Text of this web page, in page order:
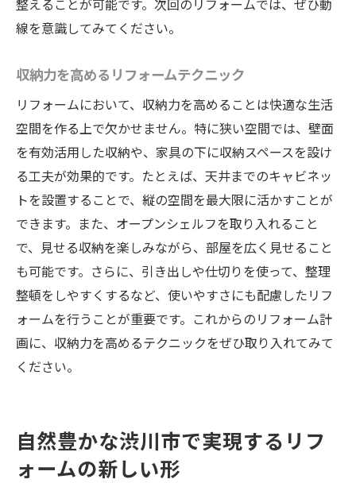
整えることが可能です。次回のリフォームでは、ぜひ動
線を意識してみてください。
収納力を高めるリフォームテクニック
リフォームにおいて、収納力を高めることは快適な生活
空間を作る上で欠かせません。特に狭い空間では、壁面
を有効活用した収納や、家具の下に収納スペースを設け
る工夫が効果的です。たとえば、天井までのキャビネッ
トを設置することで、縦の空間を最大限に活かすことが
できます。また、オープンシェルフを取り入れること
で、見せる収納を楽しみながら、部屋を広く見せること
も可能です。さらに、引き出しや仕切りを使って、整理
整頓をしやすくするなど、使いやすさにも配慮したリフ
ォームを行うことが重要です。これからのリフォーム計
画に、収納力を高めるテクニックをぜひ取り入れてみて
ください。
自然豊かな渋川市で実現するリフ
ォームの新しい形